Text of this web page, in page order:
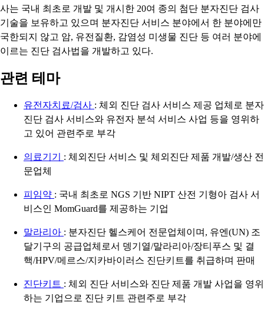
사는 국내 최초로 개발 및 개시한 20여 종의 첨단 분자진단 검사
기술을 보유하고 있으며 분자진단 서비스 분야에서 한 분야에만
국한되지 않고 암, 유전질환, 감염성 미생물 진단 등 여러 분야에
이르는 진단 검사법을 개발하고 있다.
관련 테마
유전자치료/검사 : 체외 진단 검사 서비스 제공 업체로 분자
진단 검사 서비스와 유전자 분석 서비스 사업 등을 영위하
고 있어 관련주로 부각
의료기기 : 체외진단 서비스 및 체외진단 제품 개발/생산 전
문업체
피임약 : 국내 최초로 NGS 기반 NIPT 산전 기형아 검사 서
비스인 MomGuard를 제공하는 기업
말라리아 : 분자진단 헬스케어 전문업체이며, 유엔(UN) 조
달기구의 공급업체로서 뎅기열/말라리아/장티푸스 및 결
핵/HPV/메르스/지카바이러스 진단키트를 취급하며 판매
진단키트 : 체외 진단 서비스와 진단 제품 개발 사업을 영위
하는 기업으로 진단 키트 관련주로 부각